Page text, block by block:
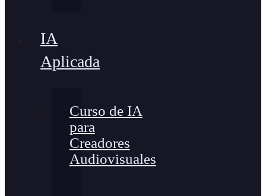
IA
Aplicada
Curso de IA
para
Creadores
Audiovisuales